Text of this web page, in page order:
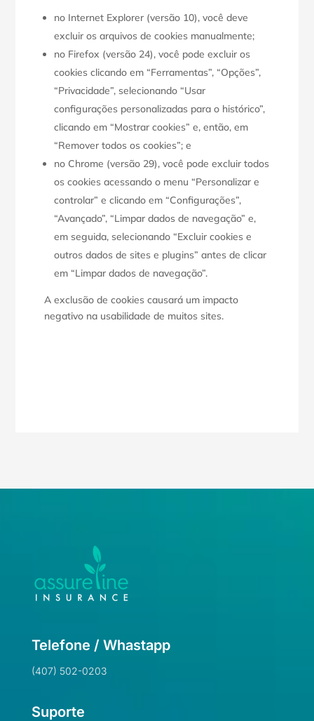
no Internet Explorer (versão 10), você deve
excluir os arquivos de cookies manualmente;
no Firefox (versão 24), você pode excluir os
cookies clicando em “Ferramentas”, “Opções”,
“Privacidade”, selecionando “Usar
configurações personalizadas para o histórico”,
clicando em “Mostrar cookies” e, então, em
“Remover todos os cookies”; e
no Chrome (versão 29), você pode excluir todos
os cookies acessando o menu “Personalizar e
controlar” e clicando em “Configurações”,
“Avançado”, “Limpar dados de navegação” e,
em seguida, selecionando “Excluir cookies e
outros dados de sites e plugins” antes de clicar
em “Limpar dados de navegação”.
A exclusão de cookies causará um impacto
negativo na usabilidade de muitos sites.
Telefone / Whastapp
(407) 502-0203
Suporte